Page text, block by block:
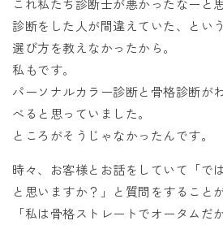
これ私たち診断士が悪かったなーと
診断をした人が間違えていた、とい
選び方を教えなかったから。
私もです。
パーソナルカラー診断と骨格診断が
べると思っていました。
ところがそうじゃなかったんです。
時々、お客様とお話をしていて「で
と思いますか？」と質問をすること
「私は骨格ストレートでオータムだ